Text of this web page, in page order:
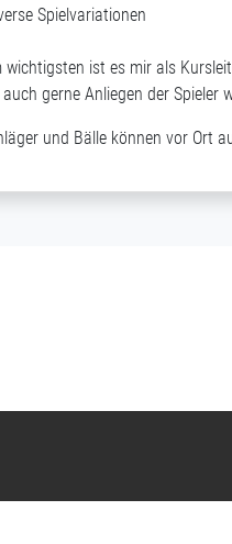
Spielvariationen
wichtigsten ist es mir als
auch gerne Anliegen der Spieler
und Bälle können vor Ort